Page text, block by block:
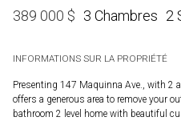
389 000 $ 3 Chambres 2
INFORMATIONS SUR LA PROPRIÉTÉ
Presenting 147 Maquinna Ave., with 2
offers a generous area to remove your
bathroom 2 level home with beautiful